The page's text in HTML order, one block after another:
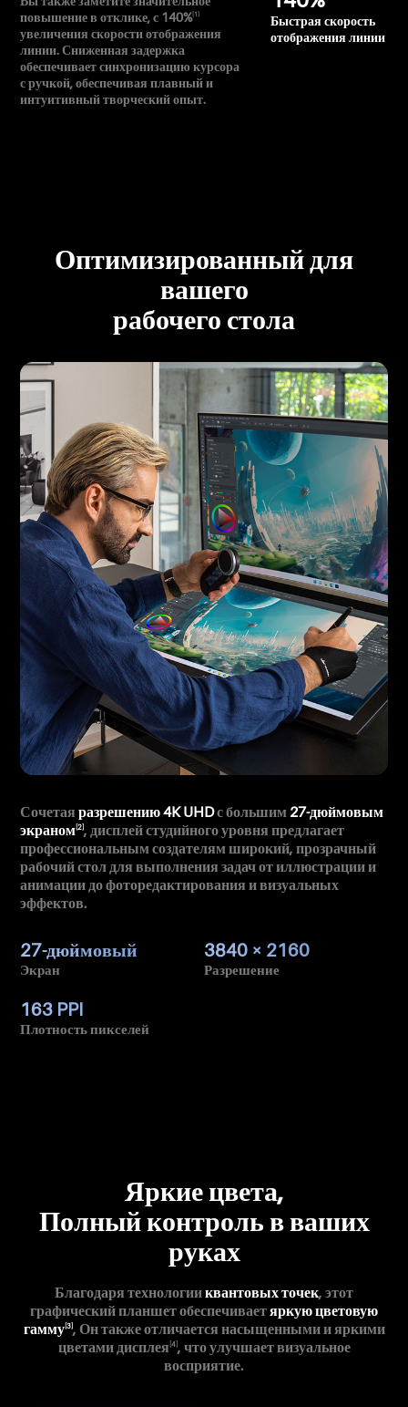
повышение в отклике, с 140%[1]
увеличения скорости отображения
линии. Сниженная задержка
обеспечивает синхронизацию курсора
с ручкой, обеспечивая плавный и
интуитивный творческий опыт.
Быстрая скорость
отображения линии
Оптимизированный для
вашего
рабочего стола
Сочетаяразрешению 4K UHDс большим 27-дюймовым
экраном[2], дисплей студийного уровня предлагает
профессиональным создателям широкий, прозрачный
рабочий стол для выполнения задач от иллюстрации и
анимации до фоторедактирования и визуальных
эффектов.
27-дюймовый
Экран
3840 × 2160
Разрешение
163 PPI
Плотность пикселей
Яркие цвета,
Полный контроль в ваших
руках
Благодаря технологииквантовых точек, этот
графический планшет обеспечиваетяркую цветовую
гамму[3], Он также отличается насыщенными и яркими
цветами дисплея [4], что улучшает визуальное
восприятие.